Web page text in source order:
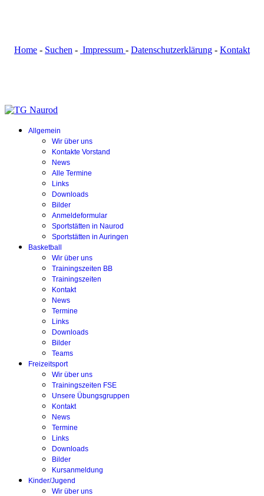
Home - Suchen - Impressum - Datenschutzerklärung - Kontakt
Allgemein
Wir über uns
Kontakte Vorstand
News
Alle Termine
Links
Downloads
Bilder
Anmeldeformular
Sportstätten in Naurod
Sportstätten in Auringen
Basketball
Wir über uns
Trainingszeiten BB
Trainingszeiten
Kontakt
News
Termine
Links
Downloads
Bilder
Teams
Freizeitsport
Wir über uns
Trainingszeiten FSE
Unsere Übungsgruppen
Kontakt
News
Termine
Links
Downloads
Bilder
Kursanmeldung
Kinder/Jugend
Wir über uns